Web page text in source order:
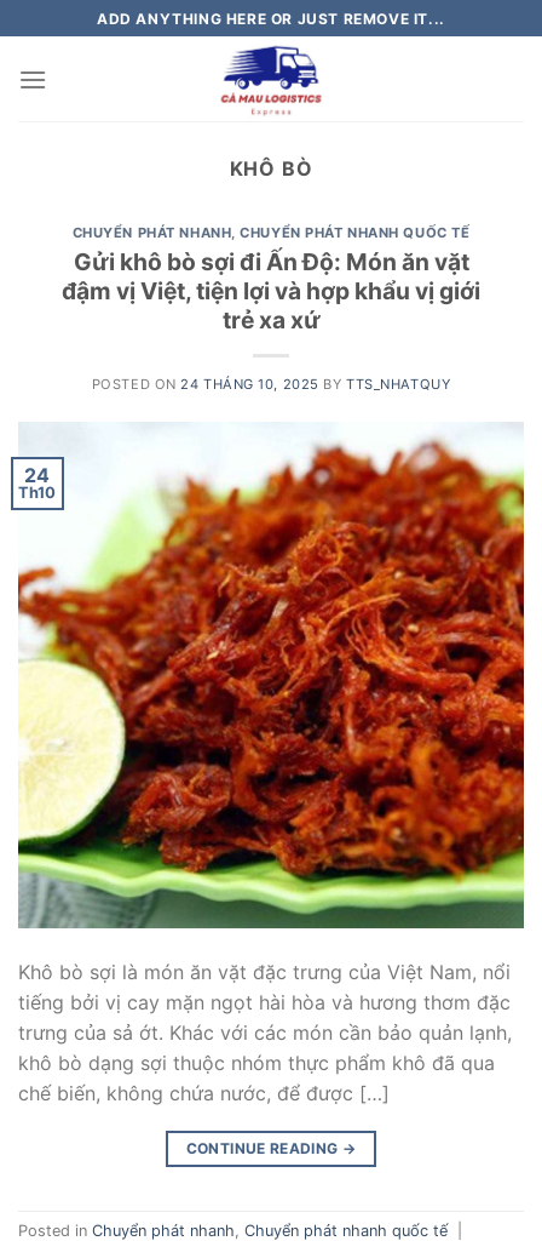
to
content
ADD ANYTHING HERE OR JUST REMOVE IT...
KHÔ BÒ
CHUYỂN PHÁT NHANH,CHUYỂN PHÁT NHANH QUỐC TẾ
Gửi khô bò sợi đi Ấn Độ: Món ăn vặt
đậm vị Việt, tiện lợi và hợp khẩu vị giới
trẻ xa xứ
POSTED ON 24 THÁNG 10, 2025 BYTTS_NHATQUY
24
Th10
Khô bò sợi là món ăn vặt đặc trưng của Việt Nam, nổi
tiếng bởi vị cay mặn ngọt hài hòa và hương thơm đặc
trưng của sả ớt. Khác với các món cần bảo quản lạnh,
khô bò dạng sợi thuộc nhóm thực phẩm khô đã qua
chế biến, không chứa nước, để được […]
CONTINUE READING →
Posted in Chuyển phát nhanh Chuyển phát nhanh quốc tế